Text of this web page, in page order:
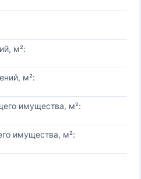
м²:
м²:
имущества, м²:
имущества, м²: